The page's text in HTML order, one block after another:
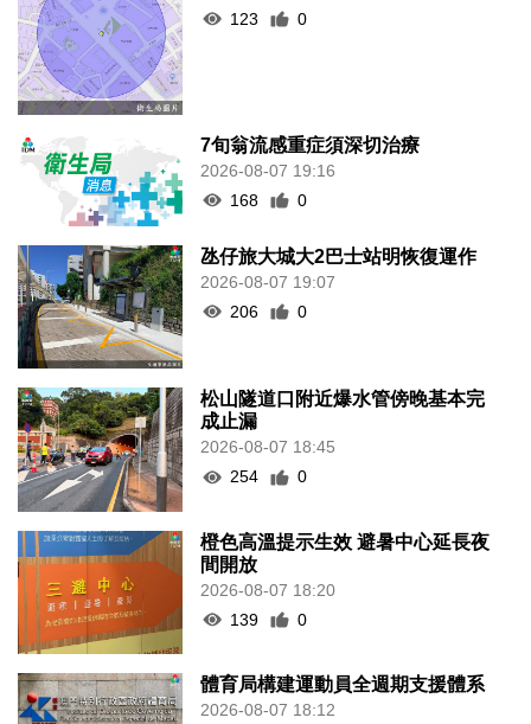
123
0
7旬翁流感重症須深切治療
2026-08-07 19:16
168
0
氹仔旅大城大2巴士站明恢復運作
2026-08-07 19:07
206
0
松山隧道口附近爆水管傍晚基本完
成止漏
2026-08-07 18:45
254
0
橙色高溫提示生效 避暑中心延長夜
間開放
2026-08-07 18:20
139
0
體育局構建運動員全週期支援體系
2026-08-07 18:12